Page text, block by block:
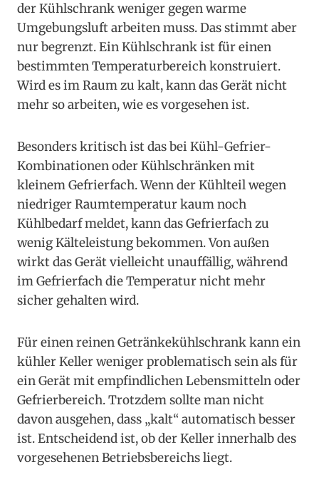
der Kühlschrank weniger gegen warme
Umgebungsluft arbeiten muss. Das stimmt aber
nur begrenzt. Ein Kühlschrank ist für einen
bestimmten Temperaturbereich konstruiert.
Wird es im Raum zu kalt, kann das Gerät nicht
mehr so arbeiten, wie es vorgesehen ist.
Besonders kritisch ist das bei Kühl-Gefrier-
Kombinationen oder Kühlschränken mit
kleinem Gefrierfach. Wenn der Kühlteil wegen
niedriger Raumtemperatur kaum noch
Kühlbedarf meldet, kann das Gefrierfach zu
wenig Kälteleistung bekommen. Von außen
wirkt das Gerät vielleicht unauffällig, während
im Gefrierfach die Temperatur nicht mehr
sicher gehalten wird.
Für einen reinen Getränkekühlschrank kann ein
kühler Keller weniger problematisch sein als für
ein Gerät mit empfindlichen Lebensmitteln oder
Gefrierbereich. Trotzdem sollte man nicht
davon ausgehen, dass „kalt“ automatisch besser
ist. Entscheidend ist, ob der Keller innerhalb des
vorgesehenen Betriebsbereichs liegt.